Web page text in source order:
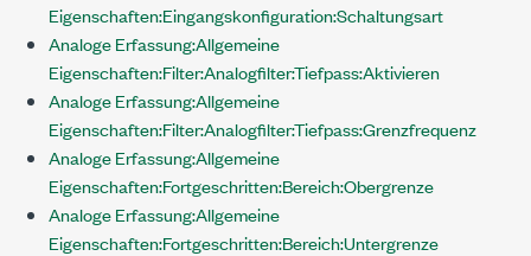
Eigenschaften:Eingangskonfiguration:Schaltungsart
Analoge Erfassung:Allgemeine
Eigenschaften:Filter:Analogfilter:Tiefpass:Aktivieren
Analoge Erfassung:Allgemeine
Eigenschaften:Filter:Analogfilter:Tiefpass:Grenzfrequenz
Analoge Erfassung:Allgemeine
Eigenschaften:Fortgeschritten:Bereich:Obergrenze
Analoge Erfassung:Allgemeine
Eigenschaften:Fortgeschritten:Bereich:Untergrenze